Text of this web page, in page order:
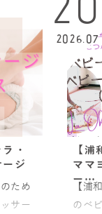
・
ジ
ため
サー
20
2026.07
【
ママ
ー…
【浦
のベ